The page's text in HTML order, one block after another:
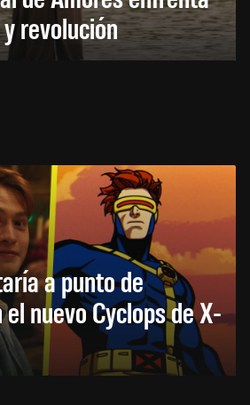
revolución
a punto de
nuevo Cyclops de X-